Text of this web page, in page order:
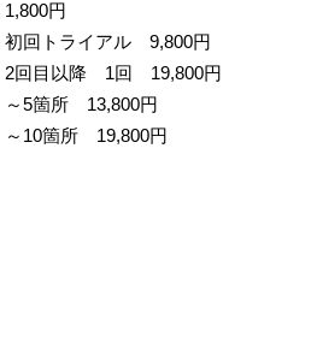
1,800円
初回トライアル 9,800円
2回目以降 1回 19,800円
～5箇所 13,800円
～10箇所 19,800円